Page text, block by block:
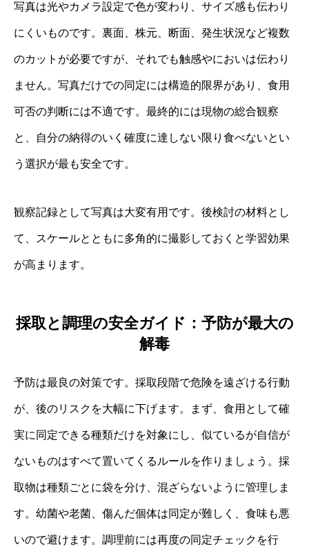
写真は光やカメラ設定で色が変わり、サイズ感も伝わり
にくいものです。裏面、株元、断面、発生状況など複数
のカットが必要ですが、それでも触感やにおいは伝わり
ません。写真だけでの同定には構造的限界があり、食用
可否の判断には不適です。最終的には現物の総合観察
と、自分の納得のいく確度に達しない限り食べないとい
う選択が最も安全です。
観察記録として写真は大変有用です。後検討の材料とし
て、スケールとともに多角的に撮影しておくと学習効果
が高まります。
採取と調理の安全ガイド：予防が最大の
解毒
予防は最良の対策です。採取段階で危険を遠ざける行動
が、後のリスクを大幅に下げます。まず、食用として確
実に同定できる種類だけを対象にし、似ているが自信が
ないものはすべて置いてくるルールを作りましょう。採
取物は種類ごとに袋を分け、混ざらないように管理しま
す。幼菌や老菌、傷んだ個体は同定が難しく、食味も悪
いので避けます。調理前には再度の同定チェックを行